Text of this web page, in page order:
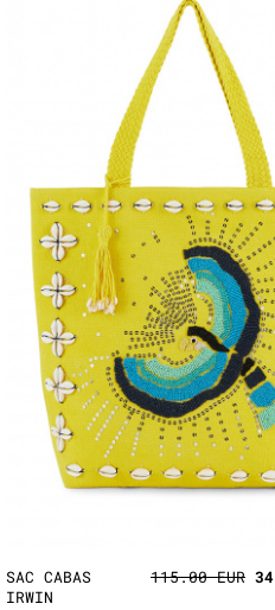
SAC CABAS
IRWIN
115.00 EUR